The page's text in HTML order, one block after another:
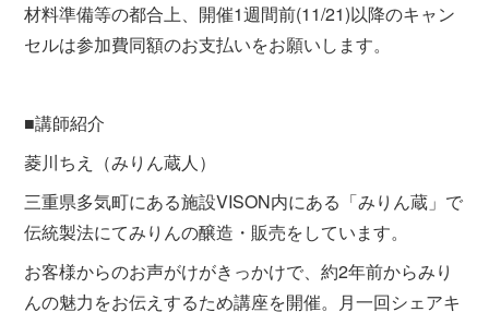
材料準備等の都合上、開催1週間前(11/21)以降のキャン
セルは参加費同額のお支払いをお願いします。
■講師紹介
菱川ちえ（みりん蔵人）
三重県多気町にある施設VISON内にある「みりん蔵」で
伝統製法にてみりんの醸造・販売をしています。
お客様からのお声がけがきっかけで、約2年前からみり
んの魅力をお伝えするため講座を開催。月一回シェアキ